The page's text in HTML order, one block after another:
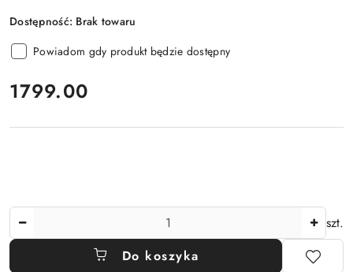
Dostępność: Brak towaru
Powiadom gdy produkt będzie dostępny
cena:
1799.00
szt.
Do koszyka